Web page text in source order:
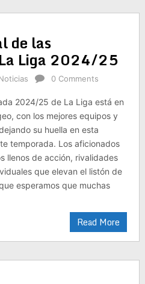
de las
Liga 2024/25
0 Comments
2024/25 de La Liga está en
con los mejores equipos y
su huella en esta
temporada. Los aficionados
llenos de acción, rivalidades
que elevan el listón de
esperamos que muchas
Read More